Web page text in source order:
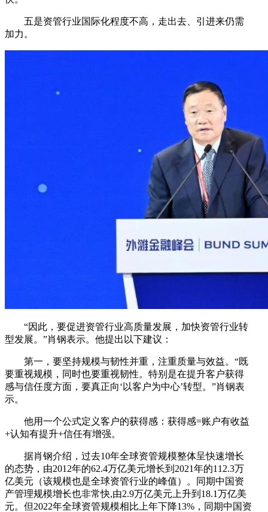
五是资管行业国际化程度不高，走出去、引进来仍需
加力。
“因此，要促进资管行业高质量发展，加快资管行业转
型发展。”肖钢表示。他提出以下建议：
第一，要坚持规模与韧性并重，注重质量与效益。“既
要重视规模，同时也要重视韧性。特别是在提升客户获得
感与信任度方面，要真正向‘以客户为中心’转型。”肖钢表
示。
他用一个公式定义客户的获得感：获得感=账户有收益
+认知有提升+信任有增强。
据肖钢介绍，过去10年全球资管规模整体呈快速增长
的态势，由2012年的62.4万亿美元增长到2021年的112.3万
亿美元（该规模也是全球资管行业的峰值）。同期中国资
产管理规模增长也非常快,由2.9万亿美元上升到18.1万亿美
元。但2022年全球资管规模相比上年下降13%，同期中国资